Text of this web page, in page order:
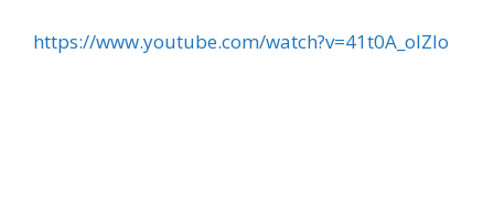
https://www.youtube.com/watch?v=41t0A_olZlo